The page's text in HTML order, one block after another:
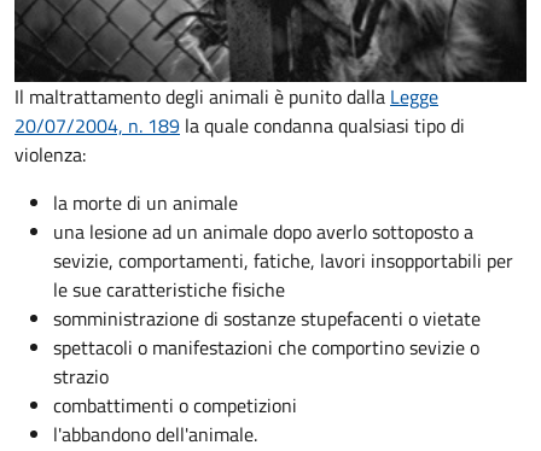
Il maltrattamento degli animali è punito dalla Legge
20/07/2004, n. 189 la quale condanna qualsiasi tipo di
violenza:
la morte di un animale
una lesione ad un animale dopo averlo sottoposto a
sevizie, comportamenti, fatiche, lavori insopportabili per
le sue caratteristiche fisiche
somministrazione di sostanze stupefacenti o vietate
spettacoli o manifestazioni che comportino sevizie o
strazio
combattimenti o competizioni
l'abbandono dell'animale.